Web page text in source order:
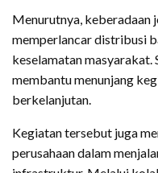
Menurutnya, keberadaan
memperlancar distribusi
keselamatan masyarakat.
membantu menunjang
berkelanjutan.
Kegiatan tersebut juga
perusahaan dalam